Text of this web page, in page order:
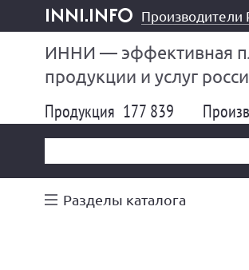
inni.info
Производители
ИННИ — эффективная
продукции и услуг
Продукция 177 839
Разделы каталога